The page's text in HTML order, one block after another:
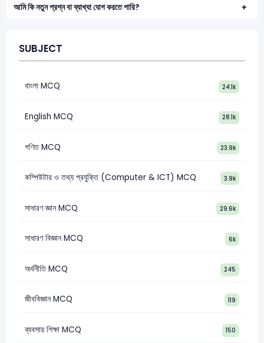
আমি কি নতুন প্রশ্ন বা ব্যাখ্যা যোগ করতে পারি?
SUBJECT
বাংলা MCQ 24.1k
English MCQ 28.1k
গণিত MCQ 23.9k
কম্পিউটার ও তথ্য প্রযুক্তি (Computer & ICT) MCQ 3.9k
সাধারণ জ্ঞান MCQ 29.6k
সাধারণ বিজ্ঞান MCQ 6k
অর্থনীতি MCQ 245
জীববিজ্ঞান MCQ 119
ব্যবসায় শিক্ষা MCQ 150